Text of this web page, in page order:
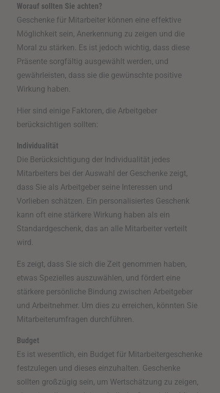
Worauf sollten Sie achten?
Geschenke für Mitarbeiter können eine effektive
Möglichkeit sein, Anerkennung zu zeigen und die
Moral zu stärken. Es ist jedoch wichtig, dass diese
Präsente sorgfältig ausgewählt werden, und
gewährleisten, dass sie die gewünschte positive
Wirkung haben.
Hier sind einige Faktoren, die Arbeitgeber
berücksichtigen sollten:
Individualität
Die Berücksichtigung der Individualität jedes
Mitarbeiters bei der Auswahl der Geschenke zeigt,
dass Sie als Arbeitgeber seine Interessen und
Vorlieben schätzen. Ein personalisiertes Geschenk
kann oft eine stärkere Wirkung haben als ein
Standardgeschenk, das an alle Mitarbeiter verteilt
wird.
Es zeigt, dass Sie sich die Zeit genommen haben,
etwas Spezielles auszuwählen, und fördert eine
stärkere persönliche Bindung zwischen Arbeitgeber
und Arbeitnehmer. Um dies zu erreichen, könnten Sie
Mitarbeiterumfragen durchführen.
Budget
Es ist wesentlich, ein Budget für Mitarbeitergeschenke
festzulegen und dieses einzuhalten. Geschenke
sollten großzügig sein, um Wertschätzung zu zeigen,